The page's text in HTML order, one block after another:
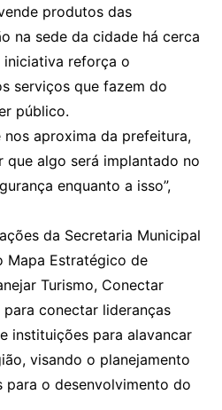
produtos das
na sede da cidade há cerca
iniciativa reforça o
serviços que fazem do
público.
nos aproxima da prefeitura,
que algo será implantado no
enquanto a isso”,
da Secretaria Municipal
Mapa Estratégico de
Turismo, Conectar
para conectar lideranças
instituições para alavancar
visando o planejamento
o desenvolvimento do